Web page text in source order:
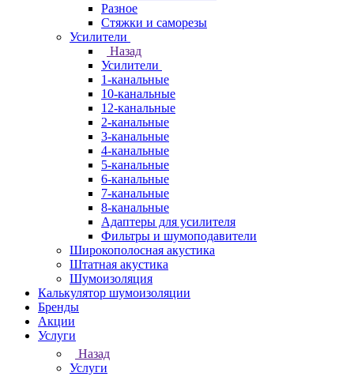
Разное
Стяжки и саморезы
Усилители
Назад
Усилители
1-канальные
10-канальные
12-канальные
2-канальные
3-канальные
4-канальные
5-канальные
6-канальные
7-канальные
8-канальные
Адаптеры для усилителя
Фильтры и шумоподавители
Широкополосная акустика
Штатная акустика
Шумоизоляция
Калькулятор шумоизоляции
Бренды
Акции
Услуги
Назад
Услуги